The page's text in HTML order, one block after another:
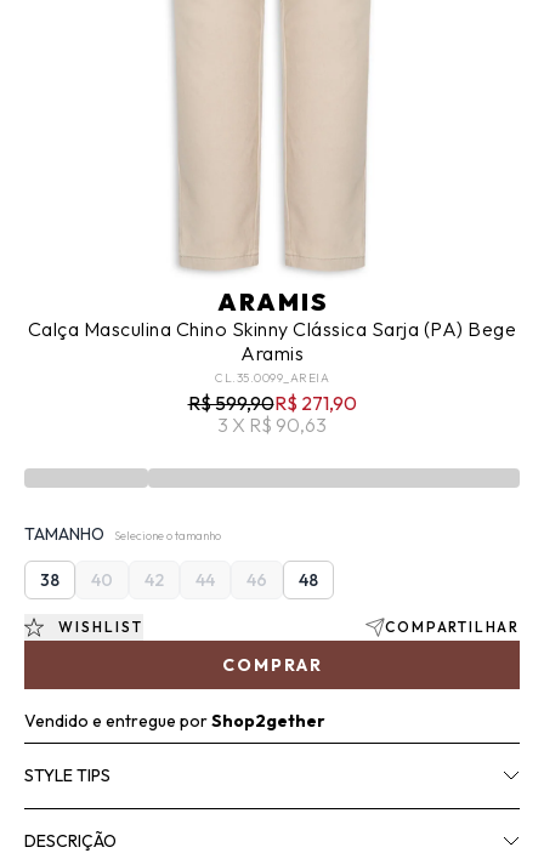
ARAMIS
Calça Masculina Chino Skinny Clássica Sarja (PA) Bege
Aramis
CL.35.0099_AREIA
R$ 599,90R$ 271,90
3 X R$ 90,63
TAMANHO Selecione o tamanho
38 40 42 44 46 48
COMPRAR
WISHLIST COMPARTILHAR
Vendido e entregue porShop2gether
STYLE TIPS
DESCRIÇÃO